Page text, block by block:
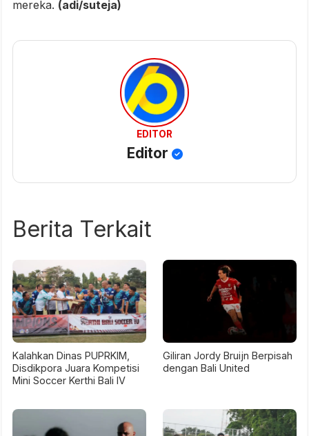
mereka. (adi/suteja)
EDITOR
Editor
Berita Terkait
Kalahkan Dinas PUPRKIM,
Disdikpora Juara Kompetisi
Mini Soccer Kerthi Bali IV
Giliran Jordy Bruijn Berpisah
dengan Bali United